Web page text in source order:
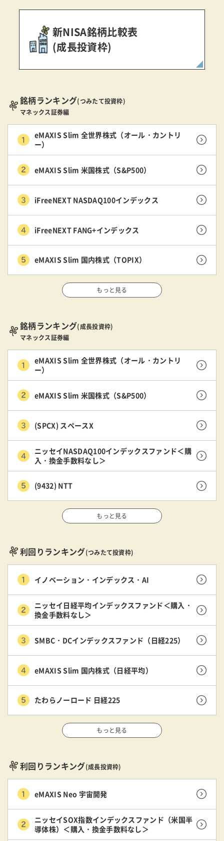
新NISA銘柄比較表
(成長投資枠)
銘柄ランキング(つみたて投資枠)
マネックス証券編
eMAXIS Slim 全世界株式（オール・カントリ
ー）
eMAXIS Slim 米国株式（S&P500）
iFreeNEXT NASDAQ100インデックス
iFreeNEXT FANG+インデックス
eMAXIS Slim 国内株式（TOPIX）
もっと見る
銘柄ランキング(成長投資枠)
マネックス証券編
eMAXIS Slim 全世界株式（オール・カントリ
ー）
eMAXIS Slim 米国株式（S&P500）
(SPCX) スペースX
ニッセイNASDAQ100インデックスファンド＜購
入・換金手数料なし＞
(9432) NTT
もっと見る
利回りランキング(つみたて投資枠)
イノベーション・インデックス・AI
ニッセイ日経平均インデックスファンド＜購入・
換金手数料なし＞
SMBC・DCインデックスファンド（日経225）
eMAXIS Slim 国内株式（日経平均）
たわらノーロード 日経225
もっと見る
利回りランキング(成長投資枠)
eMAXIS Neo 宇宙開発
ニッセイSOX指数インデックスファンド（米国半
導体株）＜購入・換金手数料なし＞